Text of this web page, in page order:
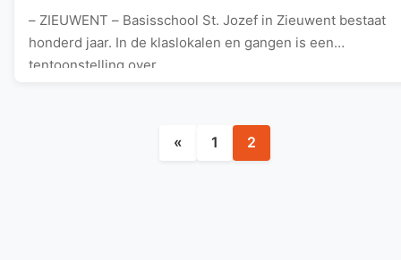
– ZIEUWENT – Basisschool St. Jozef in Zieuwent bestaat
honderd jaar. In de klaslokalen en gangen is een
tentoonstelling over…
Berichten
paginering
« 1 2